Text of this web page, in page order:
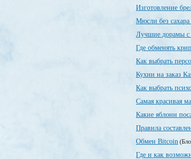
Изготовление
Мюсли без
Лучшие дорамы с
Где обменять
Как выбрать
Кухни на заказ
Как выбрать
Самая красивая
Какие яблони
Правила
Обмен Bitcoin
Где и как